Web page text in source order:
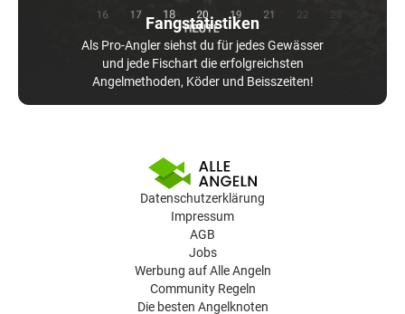
Fangstatistiken
Als Pro-Angler siehst du für jedes Gewässer
und jede Fischart die erfolgreichsten
Angelmethoden, Köder und Beisszeiten!
Datenschutzerklärung
Impressum
AGB
Jobs
Werbung auf Alle Angeln
Community Regeln
Die besten Angelknoten